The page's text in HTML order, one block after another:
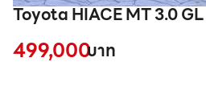
499,000บาท